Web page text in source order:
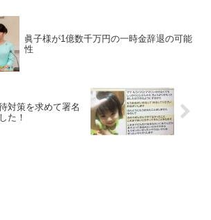
眞子様が1億数千万円の一時金辞退の可能
性
対策を求めて署名
た！